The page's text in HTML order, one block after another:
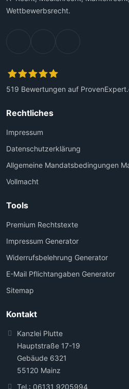
Wettbewerbsrecht.
519 Bewertungen auf
Rechtliches
Impressum
Datenschutzerklärung
Allgemeine Mandatsbedingungen
Vollmacht
Tools
Premium Rechtstexte
Impressum Generator
Widerrufsbelehrung Generator
E-Mail Pflichtangaben Generator
Sitemap
Kontakt
Kanzlei Plutte
Hauptstraße 17-19
Gebäude 6321
55120 Mainz
Tel.: 06131 9205994